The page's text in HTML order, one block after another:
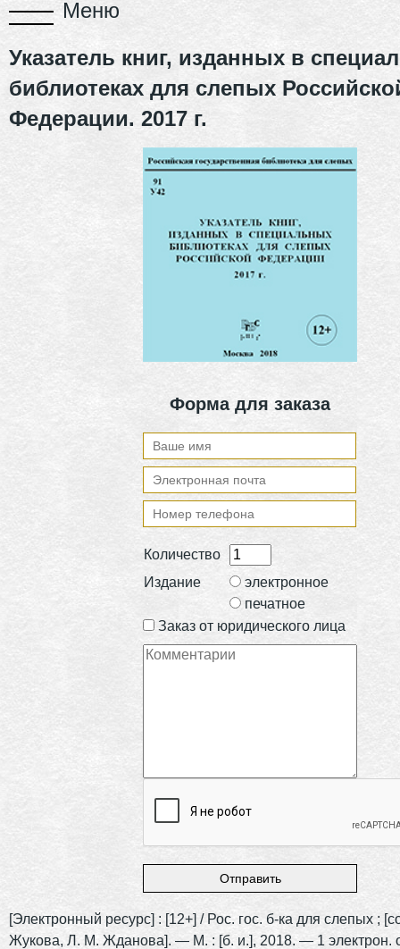
Указатель книг, изданных в
библиотеках для слепых
Федерации. 2017 г.
Форма для заказа
Количество
Издание
электронное
печатное
Заказ от юридического лица
[Электронный ресурс] : [12+] / Рос. гос. б-ка для слепых ;
Жукова, Л. М. Жданова]. — М. : [б. и.], 2018. — 1 электрон.